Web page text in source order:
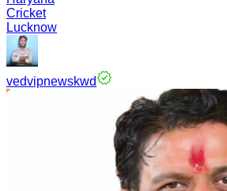
Cricket
Lucknow
vedvipnewskwd